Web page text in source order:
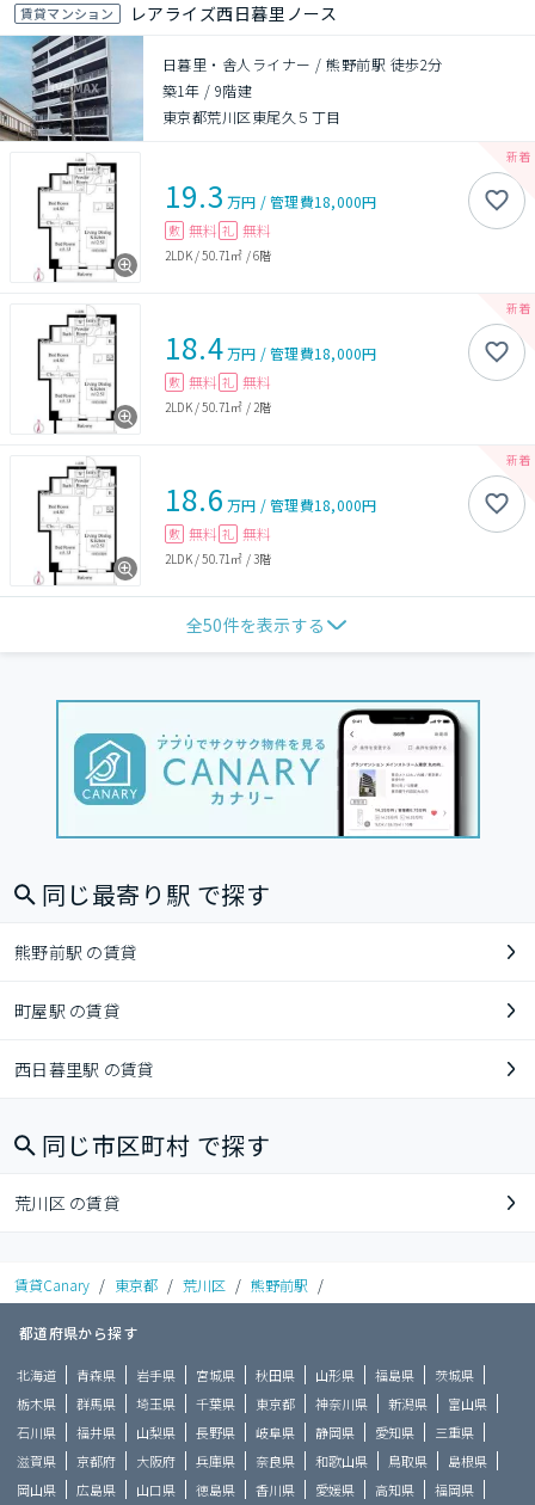
賃貸マンション レアライズ西日暮里ノース
日暮里・舎人ライナー / 熊野前駅 徒歩2分
築1年 / 9階建
東京都荒川区東尾久５丁目
19.3 万円 /管理費18,000円
敷 無料 礼 無料
2LDK/50.71㎡ /6階
18.4万円 /管理費18,000円
敷 無料 礼 無料
2LDK/50.71㎡ / 2階
18.6 万円 /管理費18,000円
敷 無料 礼 無料
2LDK/50.71㎡ /3階
全50件を表示する
同じ最寄り駅 で探す
熊野前駅 の賃貸
町屋駅 の賃貸
西日暮里駅 の賃貸
同じ市区町村 で探す
荒川区 の賃貸
賃貸Canary / 東京都 / 荒川区 / 熊野前駅 /
都道府県から探す
北海道 青森県 岩手県 宮城県 秋田県 山形県 福島県
茨城県
栃木県
群馬県 埼玉県 千葉県 東京都 神奈川県 新潟県
富山県
石川県
福井県 山梨県 長野県 岐阜県 静岡県 愛知県
三重県
滋賀県
京都府 大阪府 兵庫県 奈良県 和歌山県 鳥取県
島根県
岡山県
広島県 山口県 徳島県 香川県 愛媛県 高知県 福岡県